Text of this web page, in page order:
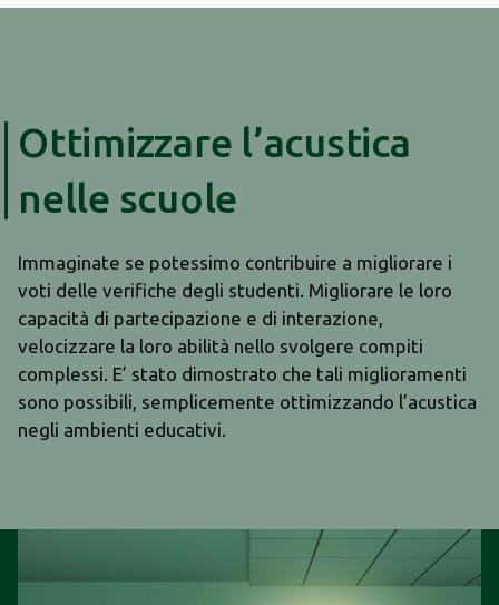
Ottimizzare l’acustica
nelle scuole
Immaginate se potessimo contribuire a migliorare i
voti delle verifiche degli studenti. Migliorare le loro
capacità di partecipazione e di interazione,
velocizzare la loro abilità nello svolgere compiti
complessi. E’ stato dimostrato che tali miglioramenti
sono possibili, semplicemente ottimizzando l’acustica
negli ambienti educativi.